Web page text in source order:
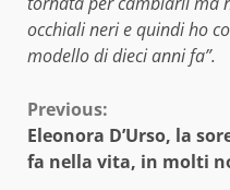
occhiali neri e quindi ho
modello di dieci anni fa”.
Continue
Reading
Previous:
Eleonora D’Urso, la
fa nella vita, in molti